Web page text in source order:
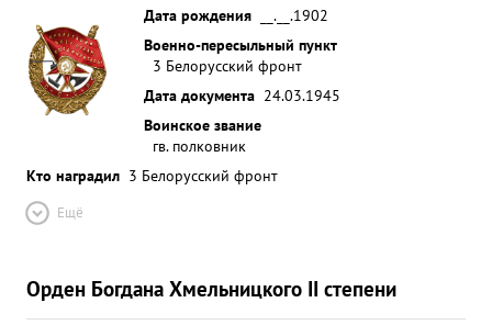
Дата рождения
__.__.1902
Военно-пересыльный пункт
3 Белорусский фронт
Дата документа 24.03.1945
Воинское звание
гв. полковник
Кто наградил 3 Белорусский фронт
Ещё
Орден Богдана Хмельницкого II степени